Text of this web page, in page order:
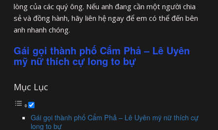
lòng của các quý ông. Nếu anh đang cần một người chia
sẻ và đồng hành, hãy liên hệ ngay để em có thể đến bên
anh nhanh chóng.
Gái gọi thành phố Cẩm Phả – Lê Uyên
mỹ nữ thích cự long to bự
Mục Lục
Gái gọi thành phố Cẩm Phả – Lê Uyên mỹ nữ thích cự
long to bự